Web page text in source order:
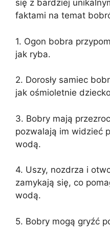
się z bardziej
faktami na temat
1. Ogon bobra
jak ryba.
2. Dorosły samiec
jak ośmioletnie
3. Bobry mają
pozwalają im widzieć
wodą.
4. Uszy, nozdrza i
zamykają się, co
wodą.
5. Bobry mogą gryźć